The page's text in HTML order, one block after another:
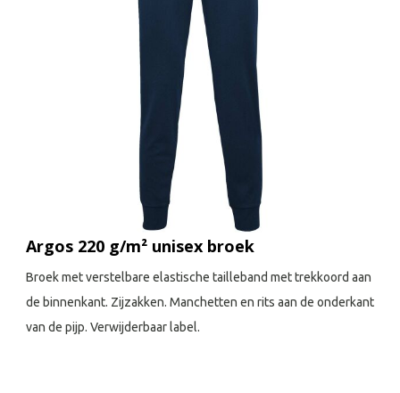
Argos 220 g/m² unisex broek
Broek met verstelbare elastische tailleband met trekkoord aan
de binnenkant. Zijzakken. Manchetten en rits aan de onderkant
van de pijp. Verwijderbaar label.